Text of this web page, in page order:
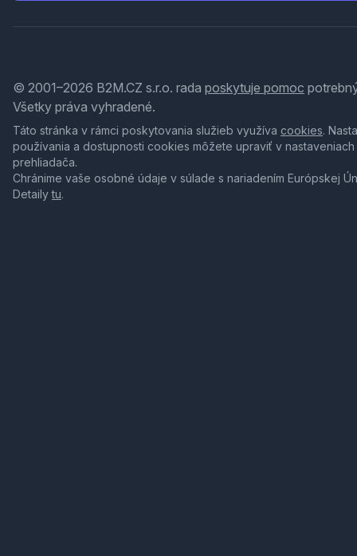
© 2001–2026 B2M.CZ s.r.o. rada poskytuje pomoc
Všetky práva vyhradené.
Táto stránka v rámci poskytovania služieb využíva cookies.
používania a dostupnosti cookies môžete upraviť v nastaveniach
prehliadača.
Chránime vaše osobné údaje v súlade s nariadením Európskej
Detailytu.